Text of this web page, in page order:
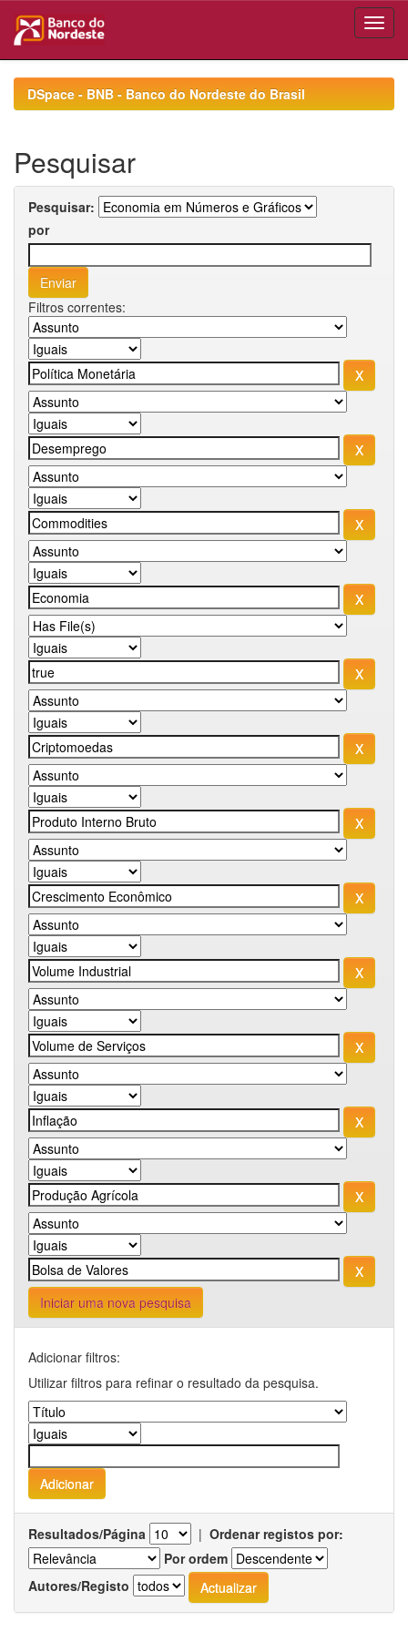
navigationDSpace - BNB - Banco do Nordeste do Brasil
Pesquisar
Pesquisar:
por
Filtros correntes:
Iniciar uma nova pesquisa
Adicionar filtros:
Utilizar filtros para refinar o resultado da pesquisa.
Resultados/Página | Ordenar registos por:
Por ordem
Autores/Registo